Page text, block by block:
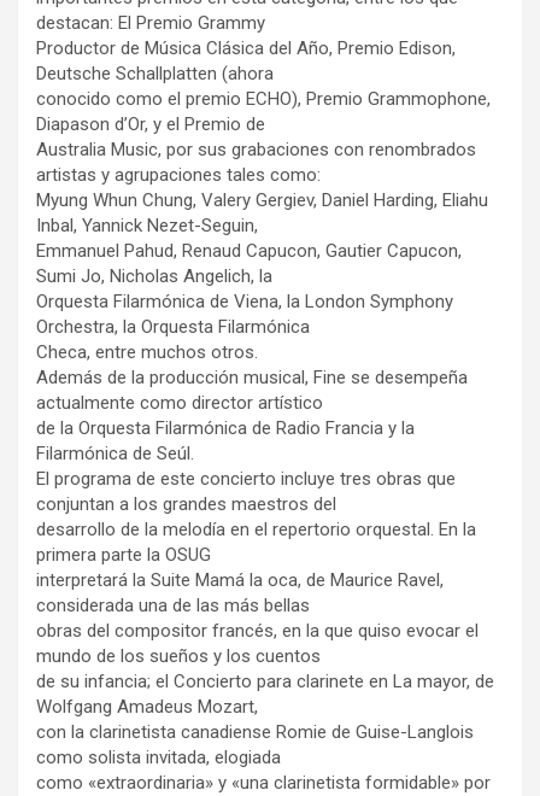
destacan: El Premio Grammy
Productor de Música Clásica del Año, Premio Edison,
Deutsche Schallplatten (ahora
conocido como el premio ECHO), Premio Grammophone,
Diapason d’Or, y el Premio de
Australia Music, por sus grabaciones con renombrados
artistas y agrupaciones tales como:
Myung Whun Chung, Valery Gergiev, Daniel Harding, Eliahu
Inbal, Yannick Nezet-Seguin,
Emmanuel Pahud, Renaud Capucon, Gautier Capucon,
Sumi Jo, Nicholas Angelich, la
Orquesta Filarmónica de Viena, la London Symphony
Orchestra, la Orquesta Filarmónica
Checa, entre muchos otros.
Además de la producción musical, Fine se desempeña
actualmente como director artístico
de la Orquesta Filarmónica de Radio Francia y la
Filarmónica de Seúl.
El programa de este concierto incluye tres obras que
conjuntan a los grandes maestros del
desarrollo de la melodía en el repertorio orquestal. En la
primera parte la OSUG
interpretará la Suite Mamá la oca, de Maurice Ravel,
considerada una de las más bellas
obras del compositor francés, en la que quiso evocar el
mundo de los sueños y los cuentos
de su infancia; el Concierto para clarinete en La mayor, de
Wolfgang Amadeus Mozart,
con la clarinetista canadiense Romie de Guise-Langlois
como solista invitada, elogiada
como «extraordinaria» y «una clarinetista formidable» por